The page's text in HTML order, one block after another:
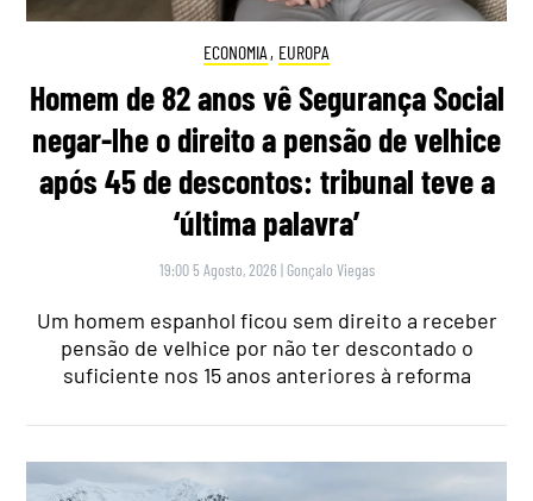
ECONOMIA , EUROPA
Homem de 82 anos vê Segurança Social
negar-lhe o direito a pensão de velhice
após 45 de descontos: tribunal teve a
‘última palavra’
19:00 5 Agosto, 2026 | Gonçalo Viegas
Um homem espanhol ficou sem direito a receber
pensão de velhice por não ter descontado o
suficiente nos 15 anos anteriores à reforma